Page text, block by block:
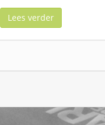
Lees verder